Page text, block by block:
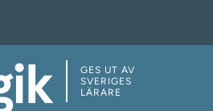
GES UT AV
SVERIGES
LÄRARE